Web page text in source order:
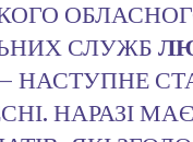
СЛУЖБ
– НАСТУПНЕ
НАРАЗІ